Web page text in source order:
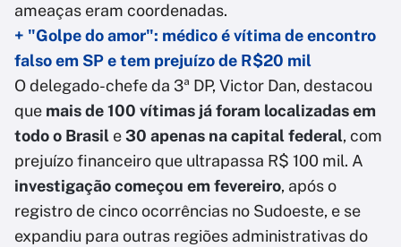
ameaças eram coordenadas.
+ "Golpe do amor": médico é vítima de encontro
falso em SP e tem prejuízo de R$20 mil
O delegado-chefe da 3ª DP, Victor Dan, destacou
que mais de 100 vítimas já foram localizadas em
todo o Brasil e30 apenas na capital federal, com
prejuízo financeiro que ultrapassa R$ 100 mil. A
investigação começou em fevereiro, após o
registro de cinco ocorrências no Sudoeste, e se
expandiu para outras regiões administrativas do